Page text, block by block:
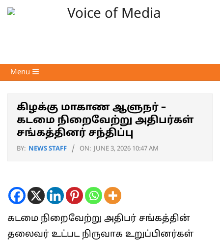
Skip
Voice
of
Primary
Navigation
Menu
கிழக்கு மாகாண ஆளுநர் –
கடமை நிறைவேற்று அதிபர்கள்
சங்கத்தினர் சந்திப்பு
BY: NEWS STAFF ON: JUNE 3, 2026 10:47 AM
கடமை நிறைவேற்று அதிபர் சங்கத்தின்
தலைவர் உட்பட நிருவாக உறுப்பினர்கள்